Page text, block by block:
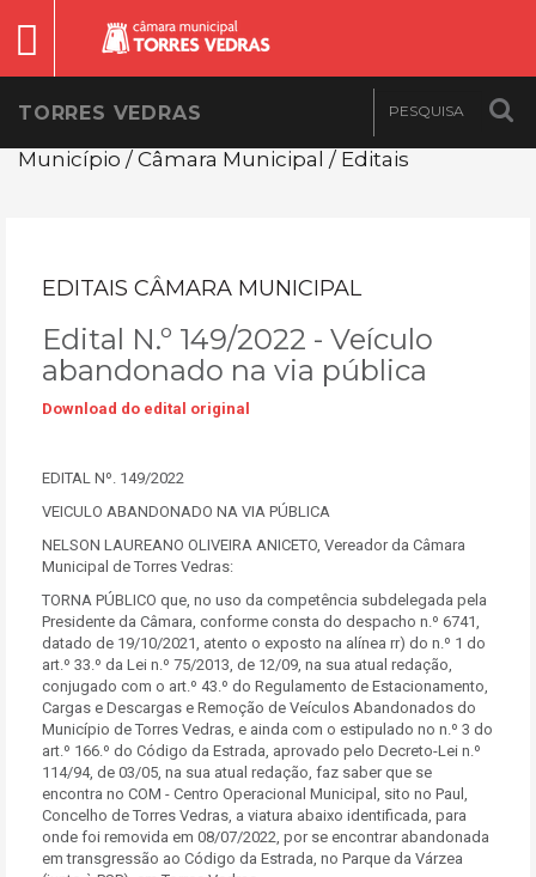
TORRES VEDRAS
Município / Câmara Municipal / Editais
EDITAIS CÂMARA MUNICIPAL
Edital N.º 149/2022 - Veículo
abandonado na via pública
Download do edital original
EDITAL Nº. 149/2022
VEICULO ABANDONADO NA VIA PÚBLICA
NELSON LAUREANO OLIVEIRA ANICETO, Vereador da Câmara
Municipal de Torres Vedras:
TORNA PÚBLICO que, no uso da competência subdelegada pela
Presidente da Câmara, conforme consta do despacho n.º 6741,
datado de 19/10/2021, atento o exposto na alínea rr) do n.º 1 do
art.º 33.º da Lei n.º 75/2013, de 12/09, na sua atual redação,
conjugado com o art.º 43.º do Regulamento de Estacionamento,
Cargas e Descargas e Remoção de Veículos Abandonados do
Município de Torres Vedras, e ainda com o estipulado no n.º 3 do
art.º 166.º do Código da Estrada, aprovado pelo Decreto-Lei n.º
114/94, de 03/05, na sua atual redação, faz saber que se
encontra no COM - Centro Operacional Municipal, sito no Paul,
Concelho de Torres Vedras, a viatura abaixo identificada, para
onde foi removida em 08/07/2022, por se encontrar abandonada
em transgressão ao Código da Estrada, no Parque da Várzea